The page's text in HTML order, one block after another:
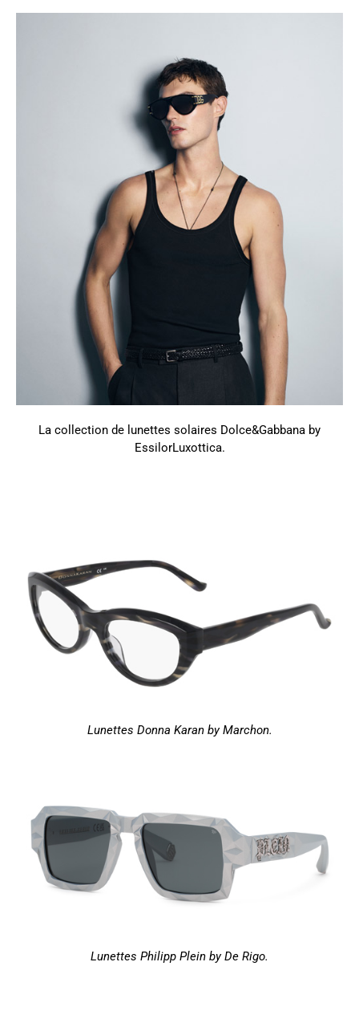
La collection de lunettes solaires Dolce&Gabbana by
EssilorLuxottica.
Lunettes Donna Karan by Marchon.
Lunettes Philipp Plein by De Rigo.